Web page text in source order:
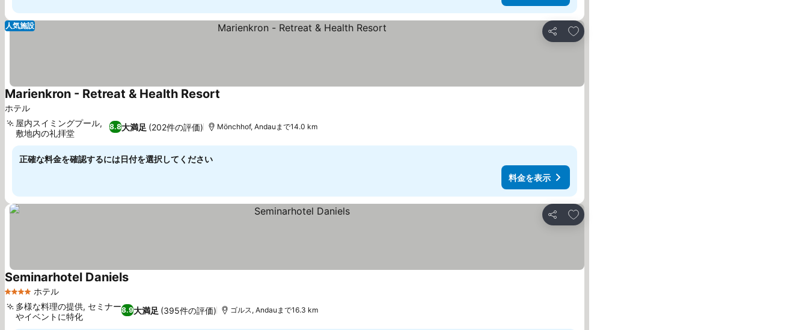
シェア
お気に入りに追加
人気施設
ホテル
Marienkron - Retreat & Health Resort
8.8大満足 (202件の評価)
屋内スイミングプール,
敷地内の礼拝堂
Mönchhof, Andauまで14.0 km
正確な料金を確認するには日付を選択してください
料金を表示
シェア
お気に入りに追加
4 ホテルのランク
ホテル
Seminarhotel Daniels料金を表示
8.9大満足 (395件の評価)
多様な料理の提供, セミナー
やイベントに特化
ゴルス, Andauまで16.3 km